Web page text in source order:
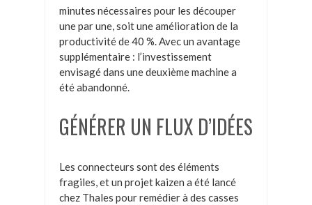
minutes nécessaires pour les découper
une par une, soit une amélioration de la
productivité de 40 %. Avec un avantage
supplémentaire : l’investissement
envisagé dans une deuxième machine a
été abandonné.
GÉNÉRER UN FLUX D’IDÉES
Les connecteurs sont des éléments
fragiles, et un projet kaizen a été lancé
chez Thales pour remédier à des casses